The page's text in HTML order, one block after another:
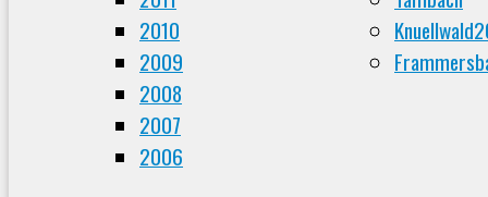
2010
2009
2008
2007
2006